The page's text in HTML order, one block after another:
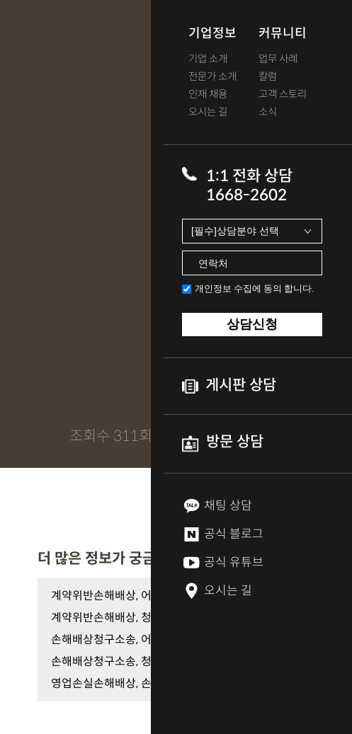
기업정보
기업 소개
전문가 소개
인재 채용
오시는 길
커뮤니티
업무 사례
칼럼
고객 스토리
소식
1:1 전화 상담
1668-2602
개인정보 수집에 동의 합니다.
상담신청
게시판 상담
방문 상담
채팅 상담
공식 블로그
공식 유튜브
오시는 길
조회수 311회
더 많은 정보가 궁금하다면
계약위반손해배상, 어디까지 받을까?